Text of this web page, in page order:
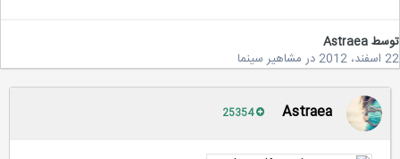
Astraea
درمشاهیر سینما
Astraea